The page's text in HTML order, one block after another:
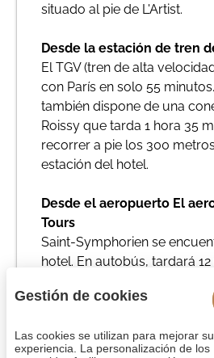
situado al pie de L'Artist.
Desde la estación de tren
El TGV (tren de alta
con París en solo 55
también dispone de una
Roissy que tarda 1 hora 35
recorrer a pie los 300
estación del hotel.
Desde el aeropuerto El
Tours
Saint-Symphorien se
hotel. En autobús, tardará
llegar al hotel. Tome la línea
Halte Routière y finalice su
Creesu itinerario.
Gestión de cookies
Las cookies se utilizan para mejorar su
experiencia. La personalización de los